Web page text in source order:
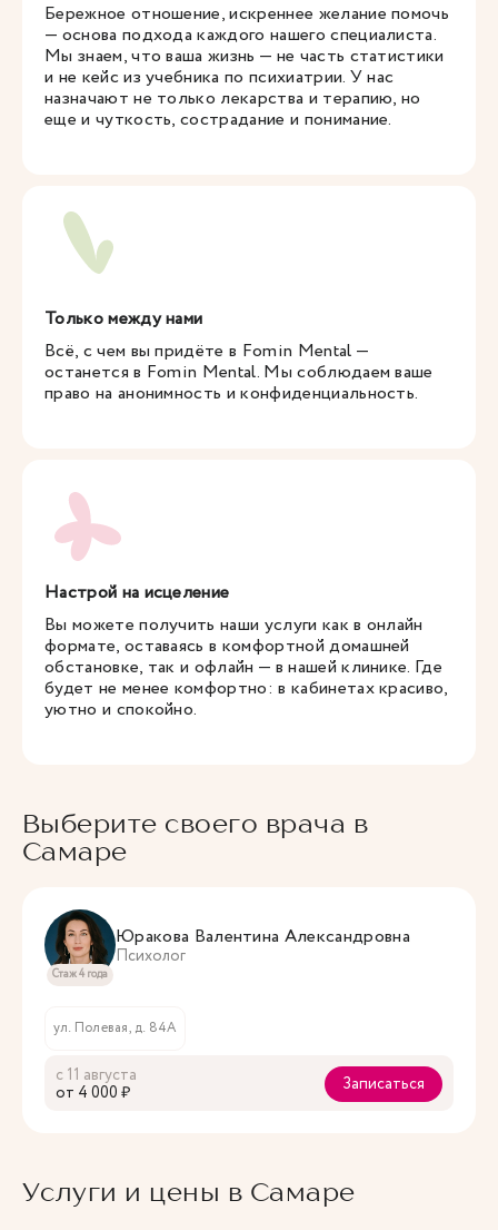
Бережное отношение, искреннее желание помочь
— основа подхода каждого нашего специалиста.
Мы знаем, что ваша жизнь — не часть статистики
и не кейс из учебника по психиатрии. У нас
назначают не только лекарства и терапию, но
еще и чуткость, сострадание и понимание.
Только между нами
Всё, с чем вы придёте в Fomin Mental —
останется в Fomin Mental. Мы соблюдаем ваше
право на анонимность и конфиденциальность.
Настрой на исцеление
Вы можете получить наши услуги как в онлайн
формате, оставаясь в комфортной домашней
обстановке, так и офлайн — в нашей клинике. Где
будет не менее комфортно: в кабинетах красиво,
уютно и спокойно.
Выберите своего врача в
Самаре
Стаж 4 года
Юракова Валентина Александровна
Психолог
ул. Полевая, д. 84А
с 11 августа
oт 4 000 ₽
Записаться
Услуги и цены в Самаре